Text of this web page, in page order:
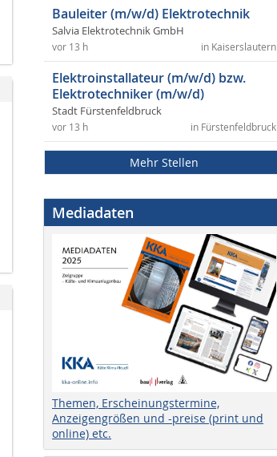
Bauleiter (m/w/d) Elektrotechnik
Salvia Elektrotechnik GmbH
in Kaiserslautern
vor 13 h
Elektroinstallateur (m/w/d) bzw.
Elektrotechniker (m/w/d)
Stadt Fürstenfeldbruck
in Fürstenfeldbruck
vor 13 h
Mehr Stellen
Mediadaten
Themen, Erscheinungstermine,
Anzeigengrößen und -preise (print und
online) etc.